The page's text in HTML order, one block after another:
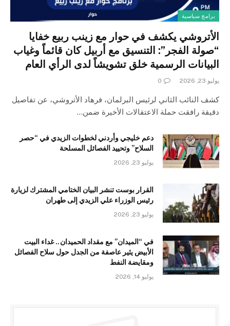
برامج سياسية
الأتروشي يكشف في حوار مع زينب ربيع خفايا
“صولة الفجر”: التنسيق مع أربيل كان قائماً وغياب
البيانات الرسمية خلق تشويشاً لدى الرأي العام
يوليو 23, 2026 0
كشف النائب الثاني لرئيس البرلمان، فرهاد الأتروشي، عن تفاصيل
دقيقة رافقت حملة الاعتقالات الأخيرة ضمن…
دعم خليجي وأردني لخطوات الزيدي في “حصر
السلاح” وتحييد الفصائل المسلحة
يوليو 23, 2026
القرار بوست تنشر البيان الختامي المشترك لزيارة
رئيس الوزراء علي الزيدي إلى طهران
يوليو 23, 2026
في “الميدان” مع مقداد الحميدان.. غداء البيت
الأبيض يثير عاصفة من الجدل حول سلاح الفصائل
ومقايضة النفط
يوليو 14, 2026